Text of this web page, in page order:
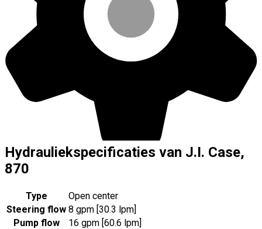
Hydrauliekspecificaties van J.I. Case,
870
Type
Open center
Steering flow 8 gpm [30.3 lpm]
Pump flow
16 gpm [60.6 lpm]